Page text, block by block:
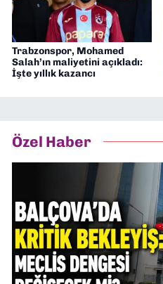
Trabzonspor, Mohamed
Salah’ın maliyetini açıkladı:
İşte yıllık kazancı
Özel Haber